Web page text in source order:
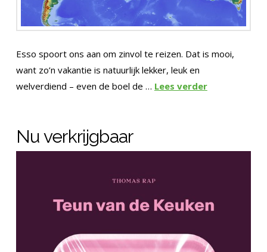
Esso spoort ons aan om zinvol te reizen. Dat is mooi,
want zo’n vakantie is natuurlijk lekker, leuk en
welverdiend – even de boel de … Lees verder
Nu verkrijgbaar